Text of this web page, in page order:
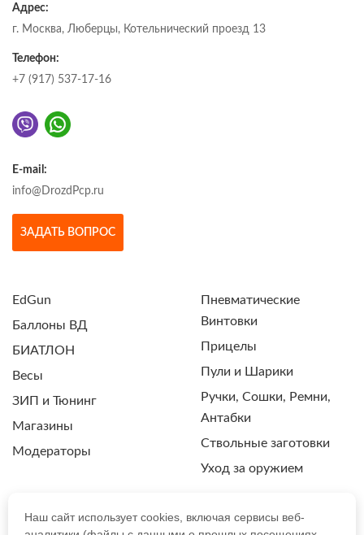
Адрес:
г. Москва, Люберцы, Котельнический проезд 13
Телефон:
+7 (917) 537-17-16
E-mail:
info@DrozdPcp.ru
ЗАДАТЬ ВОПРОС
EdGun
Баллоны ВД
БИАТЛОН
Весы
ЗИП и Тюнинг
Магазины
Модераторы
Пневматические
Винтовки
Прицелы
Пули и Шарики
Ручки, Сошки, Ремни,
Антабки
Ствольные заготовки
Уход за оружием
Наш сайт использует cookies, включая сервисы веб-